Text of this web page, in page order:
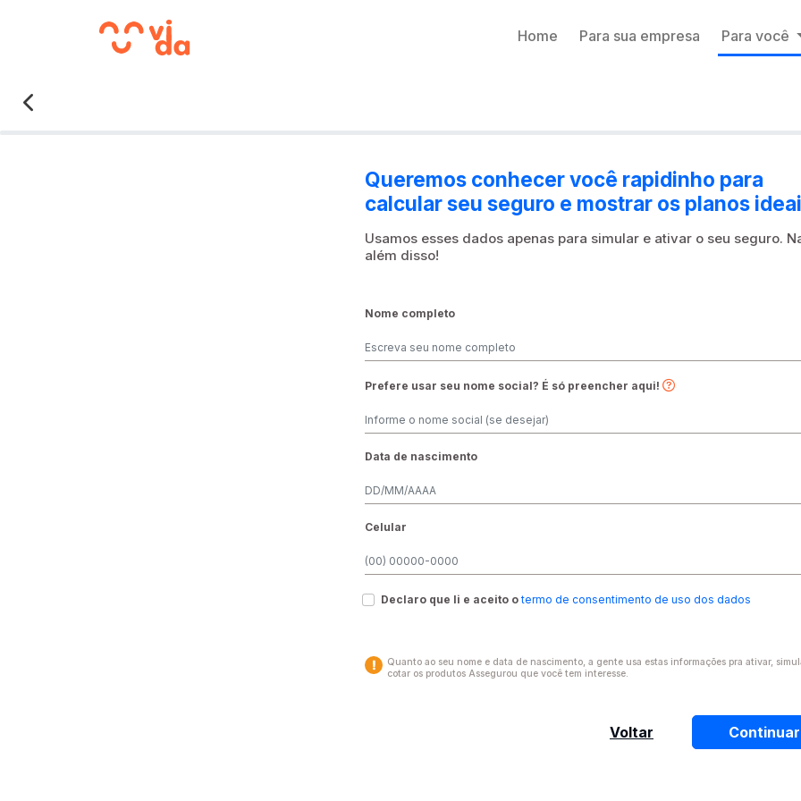
Home Para sua empresa Para você
Queremos conhecer você rapidinho para
calcular seu seguro e mostrar os planos
Usamos esses dados apenas para simular e ativar o seu seguro.
além disso!
Nome completo
Prefere usar seu nome social? É só preencher aqui!
Data de nascimento
Celular
Declaro que li e aceito otermo de consentimento de uso dos dados
Quanto ao seu nome e data de nascimento, a gente usa estas informações pra ativar,
cotar os produtos Assegurou que você tem interesse.
Voltar Continuar